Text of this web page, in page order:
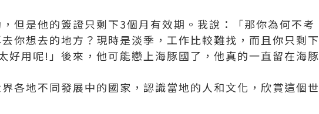
但是他的簽證只剩下3個月有效期。我說：「那你為何不考
你想去的地方？現時是淡季，工作比較難找，而且你只剩下
好用呢!」後來，他可能戀上海豚國了，他真的一直留在海豚
各地不同發展中的國家，認識當地的人和文化，欣賞這個世